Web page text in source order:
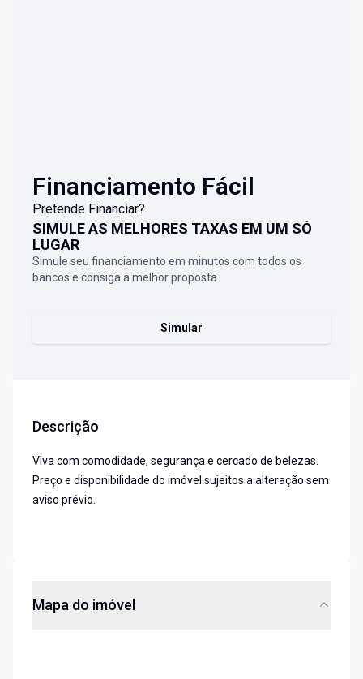
Financiamento Fácil
Pretende Financiar?
SIMULE AS MELHORES TAXAS EM UM SÓ
LUGAR
Simule seu financiamento em minutos com todos os
bancos e consiga a melhor proposta.
Simular
Descrição
Viva com comodidade, segurança e cercado de belezas.
Preço e disponibilidade do imóvel sujeitos a alteração sem
aviso prévio.
Mapa do imóvel